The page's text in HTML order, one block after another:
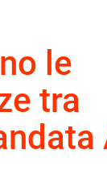
le
tra